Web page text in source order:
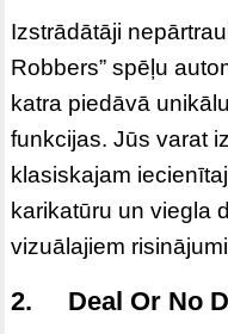
Izstrādātāji
Robbers” spēļu
katra piedāvā
funkcijas. Jūs varat
klasiskajam
karikatūru un viegla
vizuālajiem
2. Deal Or No